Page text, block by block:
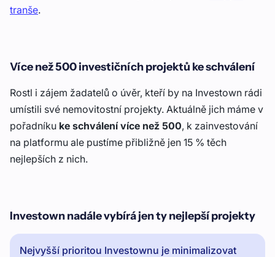
tranše.
Více než 500 investičních projektů ke schválení
Rostl i zájem žadatelů o úvěr, kteří by na Investown rádi
umístili své nemovitostní projekty. Aktuálně jich máme v
pořadníku ke schválení více než 500, k zainvestování
na platformu ale pustíme přibližně jen 15 % těch
nejlepších z nich.
Investown nadále vybírá jen ty nejlepší projekty
Nejvyšší prioritou Investownu je minimalizovat